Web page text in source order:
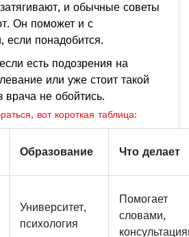
и обычные советы
Он поможет и с
если понадобится.
есть подозрения на
или уже стоит такой
врача не обойтись.
вот короткая таблица:
Образование Что делает
Университет,
психология
Помогает
словами,